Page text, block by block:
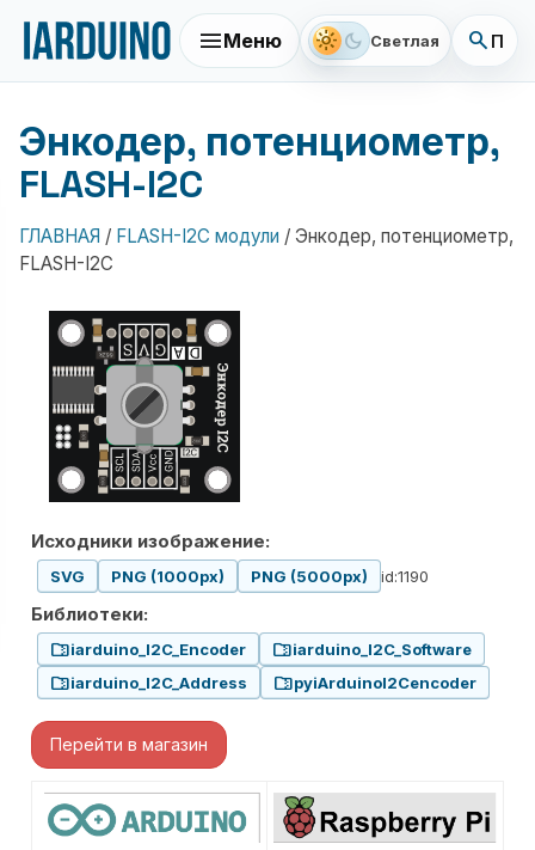
menuМеню light_mode dark_mode Светлая search
Энкодер, потенциометр,
FLASH-I2C
ГЛАВНАЯ / FLASH-I2C модули / Энкодер, потенциометр,
FLASH-I2C
Исходники изображение:
SVG PNG (1000px) PNG (5000px) id:1190
Библиотеки:
folder_zipiarduino_I2C_Encoder folder_zipiarduino_I2C_Software
folder_zipiarduino_I2C_Address folder_zippyiArduinoI2Cencoder
Перейти в магазин